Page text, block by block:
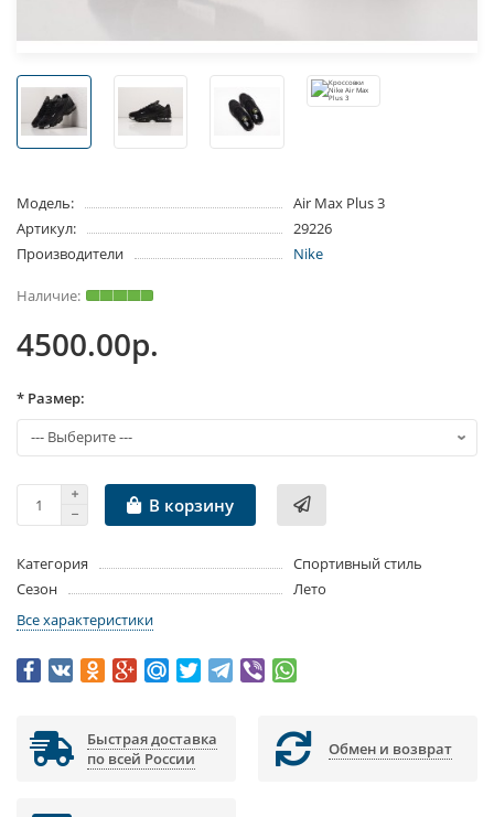
Модель:
Air Max Plus 3
Артикул:
29226
Производители
Nike
4500.00р.
* Размер:
В корзину
Категория
Спортивный стиль
Сезон
Лето
Все характеристики
Быстрая доставка
по всей России
Обмен и возврат